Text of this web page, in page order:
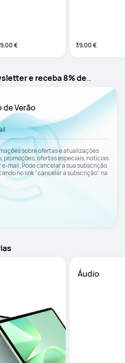
€ 39,00 €
e receba 8% de
Verão
sobre ofertas e atualizações
promoções, ofertas especiais, notícias
e-mail. Pode cancelar a sua subscrição
no link "cancelar a subscrição" na
nossa
Política de
informações.
Áudio